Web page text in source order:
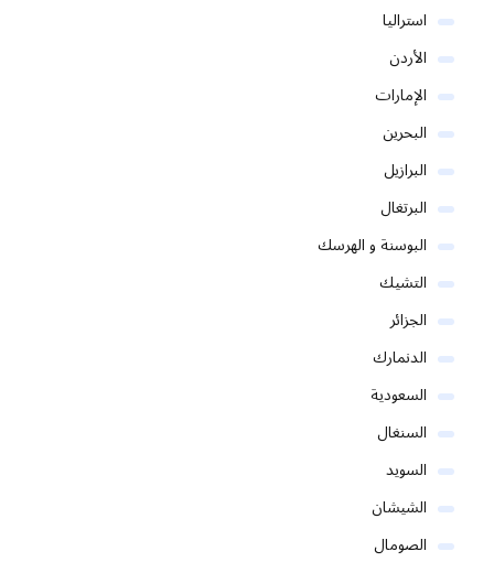
استراليا
الأردن
الإمارات
البحرين
البرازيل
البرتغال
البوسنة و الهرسك
التشيك
الجزائر
الدنمارك
السعودية
السنغال
السويد
الشيشان
الصومال